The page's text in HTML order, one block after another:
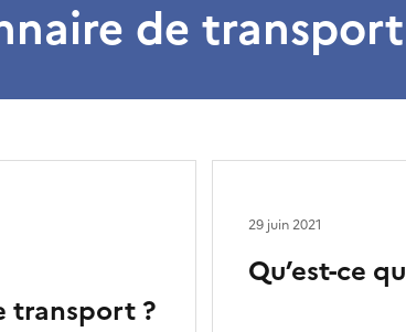
de transport
transport ?
Qu’est-ce
29 juin 2021